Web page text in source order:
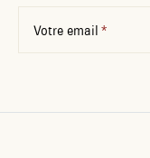
Votre email